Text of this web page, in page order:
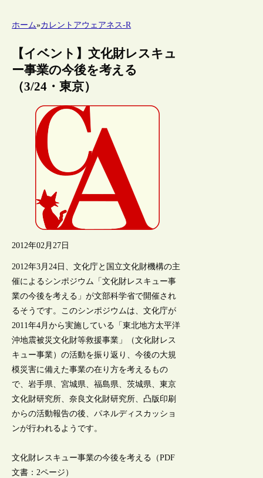
ホーム»カレントアウェアネス-R
【イベント】文化財レスキュ
ー事業の今後を考える
（3/24・東京）
2012年02月27日
2012年3月24日、文化庁と国立文化財機構の主
催によるシンポジウム「文化財レスキュー事
業の今後を考える」が文部科学省で開催され
るそうです。このシンポジウムは、文化庁が
2011年4月から実施している「東北地方太平洋
沖地震被災文化財等救援事業」（文化財レス
キュー事業）の活動を振り返り、今後の大規
模災害に備えた事業の在り方を考えるもの
で、岩手県、宮城県、福島県、茨城県、東京
文化財研究所、奈良文化財研究所、凸版印刷
からの活動報告の後、パネルディスカッショ
ンが行われるようです。
文化財レスキュー事業の今後を考える（PDF
文書：2ページ）